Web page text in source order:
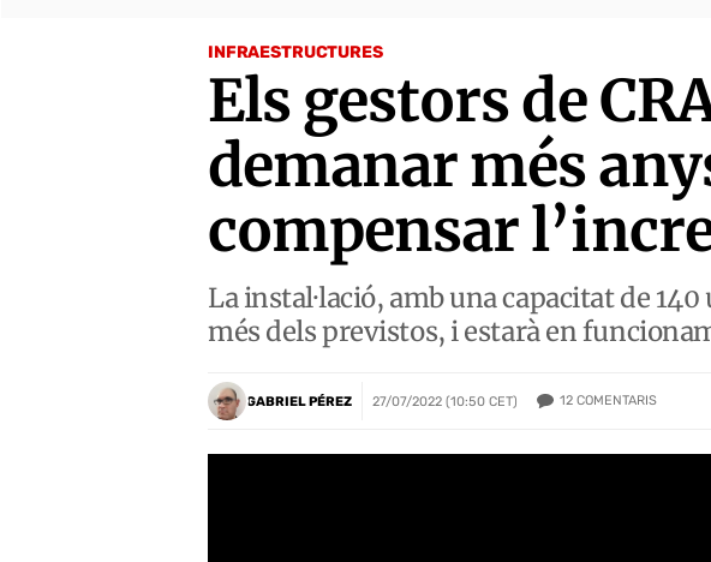
INFRAESTRUCTURES
Els gestors de
demanar més
compensar
La instal·lació, amb una capacitat de
més dels previstos, i estarà en
GABRIEL PÉREZ 27/07/2022 (10:50 CET) 12 COMENTARIS